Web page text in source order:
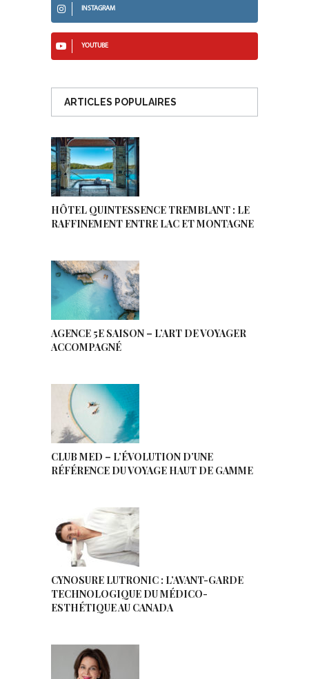
INSTAGRAM
YOUTUBE
ARTICLES POPULAIRES
HÔTEL QUINTESSENCE TREMBLANT : LE
RAFFINEMENT ENTRE LAC ET MONTAGNE
AGENCE 5E SAISON – L’ART DE VOYAGER
ACCOMPAGNÉ
CLUB MED – L’ÉVOLUTION D’UNE
RÉFÉRENCE DU VOYAGE HAUT DE GAMME
CYNOSURE LUTRONIC : L’AVANT-GARDE
TECHNOLOGIQUE DU MÉDICO-
ESTHÉTIQUE AU CANADA